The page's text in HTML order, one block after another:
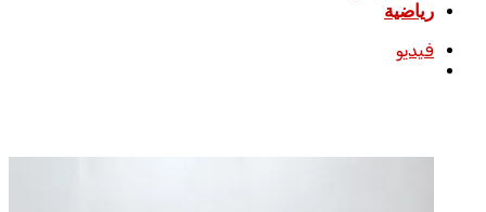
رياضية
فيديو